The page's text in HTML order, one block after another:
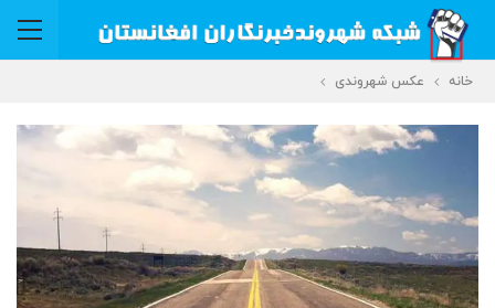
خانه عکس شهروندی